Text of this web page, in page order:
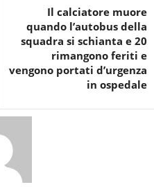
Il calciatore muore
quando l’autobus della
squadra si schianta e 20
rimangono feriti e
vengono portati d’urgenza
in ospedale